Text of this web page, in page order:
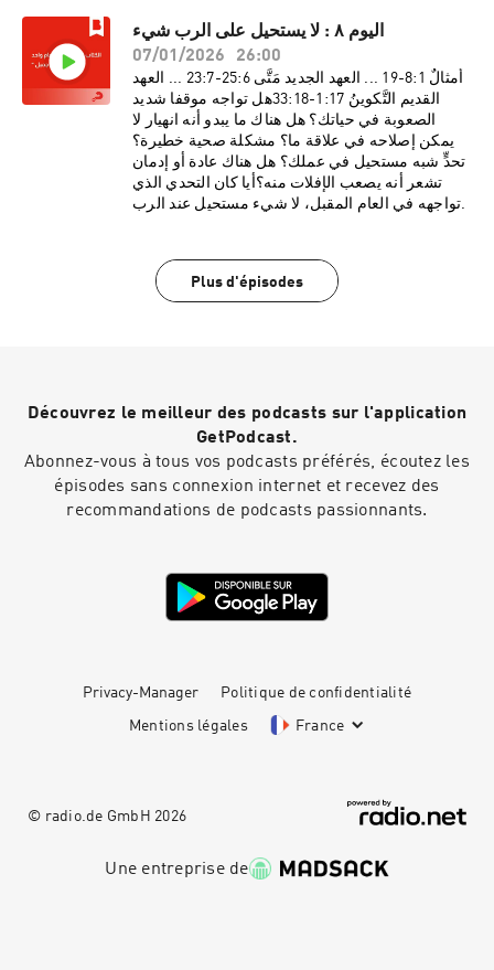
اليوم ٨ : لا يستحيل على الرب شيء
07/01/2026
26:00
أمثالٌ 1:‏8-‏19 ... العهد الجديد مَتَّى 6:‏25-‏7:‏23 ... العهد
القديم التَّكوينُ 17:‏1-‏18:‏33هل تواجه موقفا شديد
الصعوبة في حياتك؟ هل هناك ما يبدو أنه انهيار لا
يمكن إصلاحه في علاقة ما؟ مشكلة صحية خطيرة؟
تحدٍّ شبه مستحيل في عملك؟ هل هناك عادة أو إدمان
تشعر أنه يصعب الإفلات منه؟أيا كان التحدي الذي
تواجهه في العام المقبل، لا شيء مستحيل عند الرب.
Plus d'épisodes
Découvrez le meilleur des podcasts sur l'application
GetPodcast.
Abonnez-vous à tous vos podcasts préférés, écoutez les
épisodes sans connexion internet et recevez des
recommandations de podcasts passionnants.
Privacy-Manager Politique de confidentialité
Mentions légales France
© radio.de GmbH 2026
Une entreprise de